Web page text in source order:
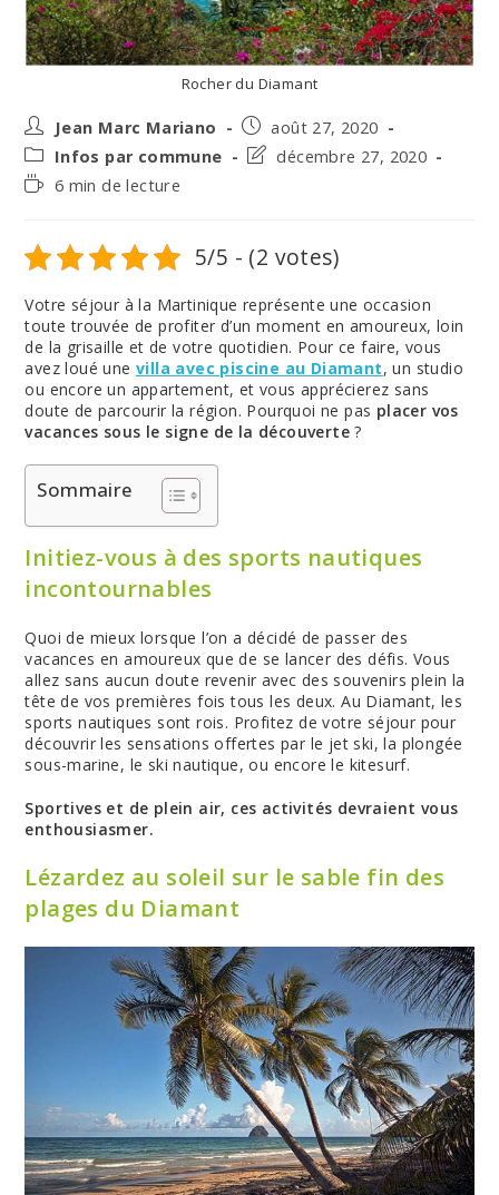
Rocher du Diamant
Auteur/autrice
de
la
publication :
Jean Marc Mariano
Post
published:
août 27, 2020
Post
category:
Infos par commune
Postdécembre 27, 2020
Temps6 min de lecture
5/5 - (2 votes)
Votre séjour à la Martinique représente une occasion
toute trouvée de profiter d’un moment en amoureux, loin
de la grisaille et de votre quotidien. Pour ce faire, vous
avez loué unevilla avec piscine au Diamant, un studio
ou encore un appartement, et vous apprécierez sans
doute de parcourir la région. Pourquoi ne pas placer vos
vacances sous le signe de la découverte ?
Sommaire
Initiez-vous à des sports nautiques
incontournables
Quoi de mieux lorsque l’on a décidé de passer des
vacances en amoureux que de se lancer des défis. Vous
allez sans aucun doute revenir avec des souvenirs plein la
tête de vos premières fois tous les deux. Au Diamant, les
sports nautiques sont rois. Profitez de votre séjour pour
découvrir les sensations offertes par le jet ski, la plongée
sous-marine, le ski nautique, ou encore le kitesurf.
Sportives et de plein air, ces activités devraient vous
enthousiasmer.
Lézardez au soleil sur le sable fin des
plages du Diamant